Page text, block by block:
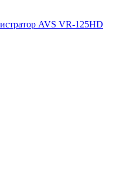
AVS VR-125HD